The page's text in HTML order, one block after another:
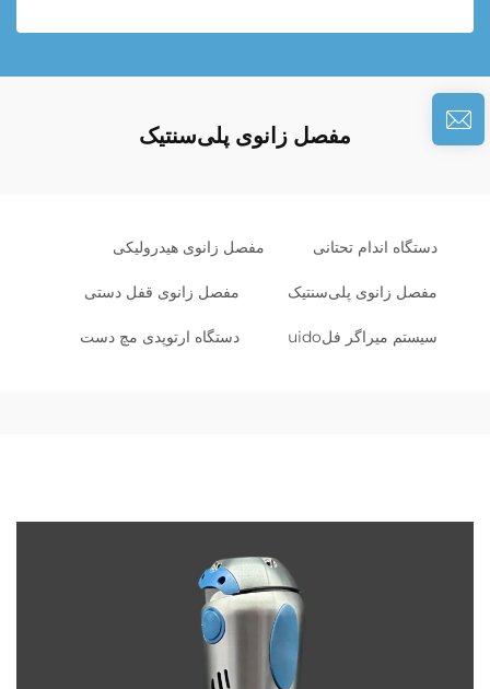
مفصل زانوی پلی‌سنتیک
دستگاه اندام تحتانی مفصل زانوی هیدرولیکی
مفصل زانوی پلی‌سنتیک مفصل زانوی قفل دستی
سیستم میراگر فلuido دستگاه ارتوپدی مچ دست